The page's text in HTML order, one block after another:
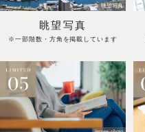
眺望写真
眺望写真
※一部階数・方角を掲載しています